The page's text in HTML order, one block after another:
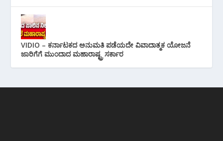
VIDIO – ಕರ್ನಾಟಕದ ಅನುಮತಿ ಪಡೆಯದೇ ವಿವಾದಾತ್ಮಕ ಯೋಜನೆ
ಜಾರಿಗೆಗೆ ಮುಂದಾದ ಮಹಾರಾಷ್ಟ್ರ ಸರ್ಕಾರ